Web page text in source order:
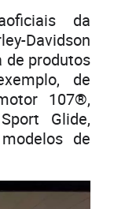
da
Davidson
de produtos
de
107®,
Glide,
de